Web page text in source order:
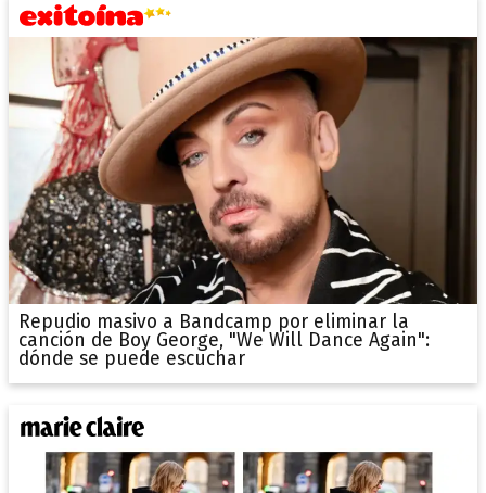
Repudio masivo a Bandcamp por eliminar la
canción de Boy George, "We Will Dance Again":
dónde se puede escuchar